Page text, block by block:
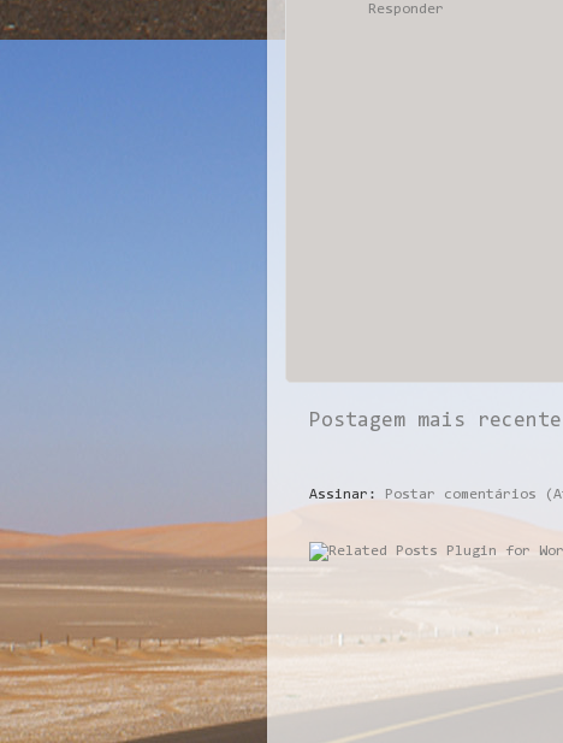
Responder
Postagem mais recente
Assinar: Postar comentários